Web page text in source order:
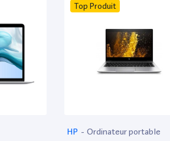
Top Produit
HP - Ordinateur portable